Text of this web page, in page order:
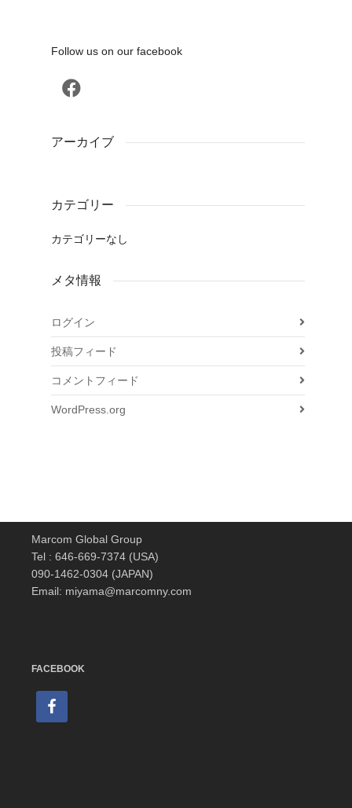
Follow us on our facebook
アーカイブ
カテゴリー
カテゴリーなし
メタ情報
ログイン
投稿フィード
コメントフィード
WordPress.org
Marcom Global Group
Tel : 646-669-7374 (USA)
090-1462-0304 (JAPAN)
Email: miyama@marcomny.com
FACEBOOK